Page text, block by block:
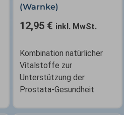
(Warnke)
12,95 € inkl. MwSt.
Kombination natürlicher
Vitalstoffe zur
Unterstützung der
Prostata-Gesundheit